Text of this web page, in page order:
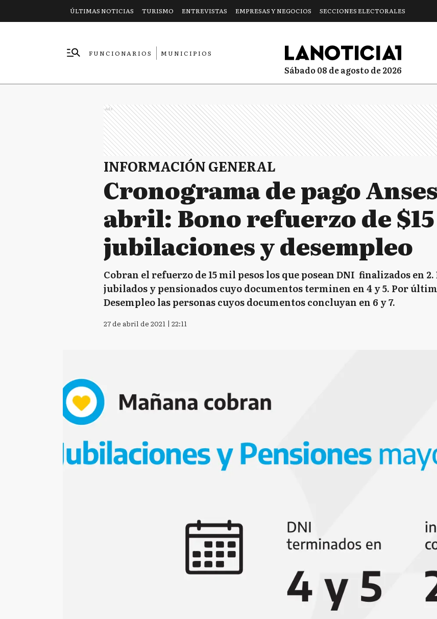
ÚLTIMAS NOTICIAS TURISMO ENTREVISTAS EMPRESAS Y NEGOCIOS SECCIONES ELECTORALES
FUNCIONARIOS
MUNICIPIOS
sábado 08 de agosto de 2026
Ads
INFORMACIÓN GENERAL
Cronograma de pago
abril: Bono refuerzo de
jubilaciones y desempleo
Cobran el refuerzo de 15 mil pesos los que posean DNI finalizados en
jubilados y pensionados cuyo documentos terminen en 4 y 5. Por
Desempleo las personas cuyos documentos concluyan en 6 y 7.
27 de abril de 2021 | 22:11